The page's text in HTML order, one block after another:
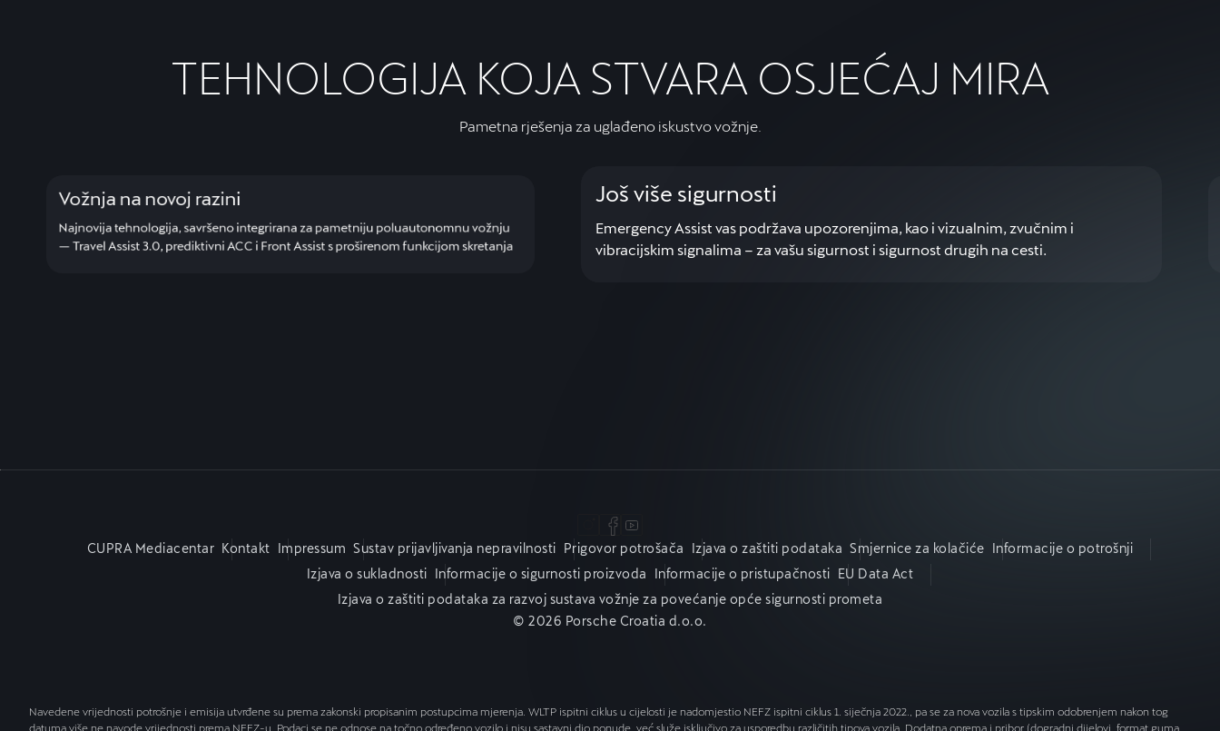
TEHNOLOGIJA KOJA STVARA OSJEĆAJ MIRA
Pametna rješenja za uglađeno iskustvo vožnje.
Vožnja na novoj razini
Najnovija tehnologija, savršeno integrirana za pametniju poluautonomnu vožnju
— Travel Assist 3.0, prediktivni ACC i Front Assist s proširenom funkcijom skretanja
Još više sigurnosti
Emergency Assist vas podržava upozorenjima, kao i vizualnim, zvučnim i
vibracijskim signalima – za vašu sigurnost i sigurnost drugih na cesti.
CUPRA Mediacentar Kontakt Impressum Sustav prijavljivanja nepravilnosti Prigovor potrošača Izjava o zaštiti podataka Smjernice za kolačiće Informacije o potrošnji
Izjava o sukladnosti Informacije o sigurnosti proizvoda Informacije o pristupačnosti EU Data Act
Izjava o zaštiti podataka za razvoj sustava vožnje za povećanje opće sigurnosti prometa
© 2026 Porsche Croatia d.o.o.
Navedene vrijednosti potrošnje i emisija utvrđene su prema zakonski propisanim postupcima mjerenja. WLTP ispitni ciklus u cijelosti je nadomjestio NEFZ ispitni ciklus 1. siječnja 2022., pa se za nova vozila s tipskim odobrenjem nakon tog
datuma više ne navode vrijednosti prema NEFZ-u. Podaci se ne odnose na točno određeno vozilo i nisu sastavni dio ponude, već služe isključivo za usporedbu različitih tipova vozila. Dodatna oprema i pribor (dogradni dijelovi, format guma